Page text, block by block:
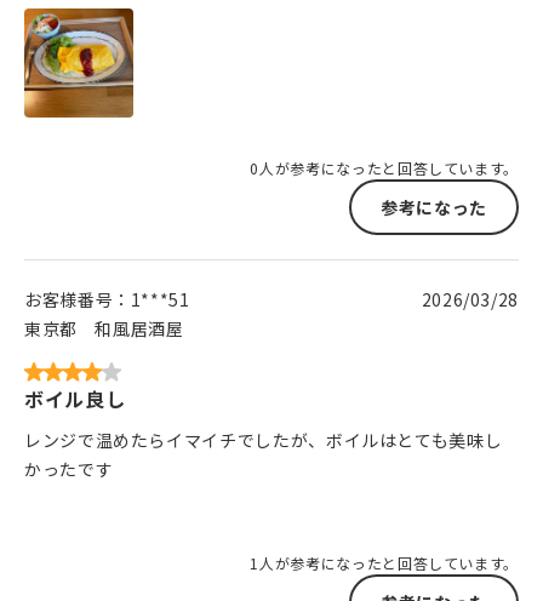
0人が参考になったと回答しています。
参考になった
お客様番号： 1***51
東京都
和風居酒屋
2026/03/28
ボイル良し
レンジで温めたらイマイチでしたが、ボイルはとても美味し
かったです
1人が参考になったと回答しています。